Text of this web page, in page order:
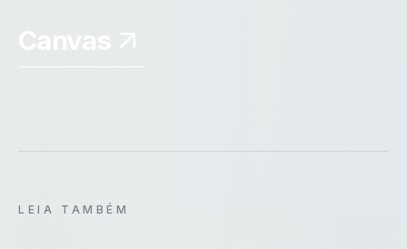
Canvas
LEIA TAMBÉM